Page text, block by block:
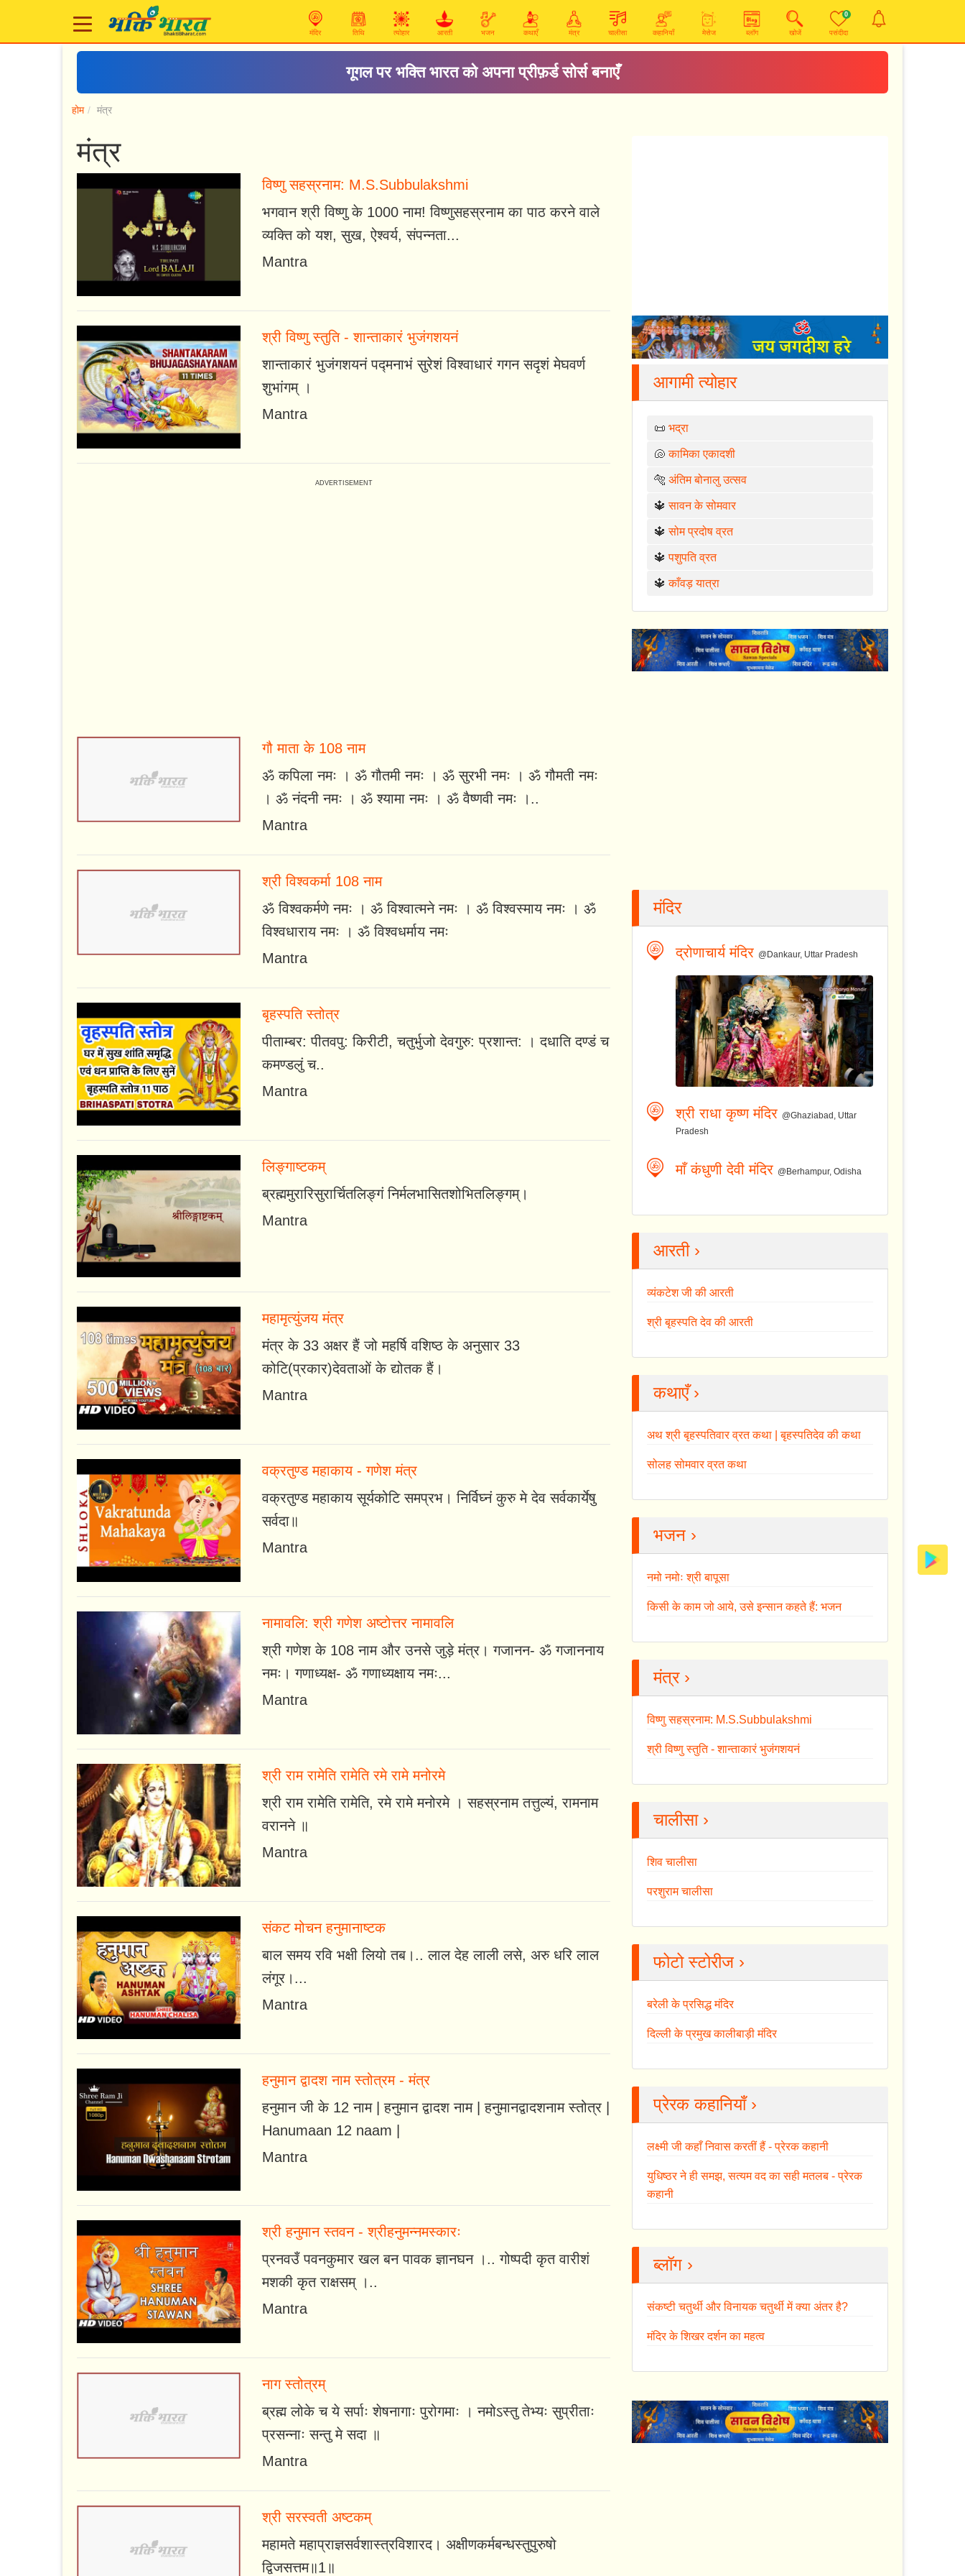
मंदिर तिथि त्योहार आरती भजन कथाएँ मंत्र चालीसा कहानियाँ मेसेज ब्लॉग खोजें
0
पसंदीदा
गूगल पर भक्ति भारत को अपना प्रीफ़र्ड सोर्स बनाएँ
होम मंत्र
मंत्र
विष्णु सहस्रनाम: M.S.Subbulakshmi
भगवान श्री विष्णु के 1000 नाम! विष्णुसहस्रनाम का पाठ करने वाले
व्यक्ति को यश, सुख, ऐश्वर्य, संपन्नता...
Mantra
श्री विष्णु स्तुति - शान्ताकारं भुजंगशयनं
शान्ताकारं भुजंगशयनं पद्मनाभं सुरेशं विश्वाधारं गगन सदृशं मेघवर्ण
शुभांगम् ।
Mantra
गौ माता के 108 नाम
ॐ कपिला नमः । ॐ गौतमी नमः । ॐ सुरभी नमः । ॐ गौमती नमः
। ॐ नंदनी नमः । ॐ श्यामा नमः । ॐ वैष्णवी नमः ।..
Mantra
श्री विश्वकर्मा 108 नाम
ॐ विश्वकर्मणे नमः । ॐ विश्वात्मने नमः । ॐ विश्वस्माय नमः । ॐ
विश्वधाराय नमः । ॐ विश्वधर्माय नमः
Mantra
बृहस्पति स्तोत्र
पीताम्बर: पीतवपु: किरीटी, चतुर्भुजो देवगुरु: प्रशान्त: । दधाति दण्डं च
कमण्डलुं च..
Mantra
लिङ्गाष्टकम्
ब्रह्ममुरारिसुरार्चितलिङ्गं निर्मलभासितशोभितलिङ्गम्।
Mantra
महामृत्युंजय मंत्र
मंत्र के 33 अक्षर हैं जो महर्षि वशिष्ठ के अनुसार 33
कोटि(प्रकार)देवताओं के द्योतक हैं।
Mantra
वक्रतुण्ड महाकाय - गणेश मंत्र
वक्रतुण्ड महाकाय सूर्यकोटि समप्रभ। निर्विघ्नं कुरु मे देव सर्वकार्येषु
सर्वदा॥
Mantra
नामावलि: श्री गणेश अष्टोत्तर नामावलि
श्री गणेश के 108 नाम और उनसे जुड़े मंत्र। गजानन- ॐ गजाननाय
नमः। गणाध्यक्ष- ॐ गणाध्यक्षाय नमः...
Mantra
श्री राम रामेति रामेति रमे रामे मनोरमे
श्री राम रामेति रामेति, रमे रामे मनोरमे । सहस्रनाम तत्तुल्यं, रामनाम
वरानने ॥
Mantra
संकट मोचन हनुमानाष्टक
बाल समय रवि भक्षी लियो तब।.. लाल देह लाली लसे, अरु धरि लाल
लंगूर।...
Mantra
हनुमान द्वादश नाम स्तोत्रम - मंत्र
हनुमान जी के 12 नाम | हनुमान द्वादश नाम | हनुमानद्वादशनाम स्तोत्र |
Hanumaan 12 naam |
Mantra
श्री हनुमान स्तवन - श्रीहनुमन्नमस्कारः
प्रनवउँ पवनकुमार खल बन पावक ज्ञानघन ।.. गोष्पदी कृत वारीशं
मशकी कृत राक्षसम् ।..
Mantra
नाग स्तोत्रम्
ब्रह्म लोके च ये सर्पाः शेषनागाः पुरोगमाः । नमोऽस्तु तेभ्यः सुप्रीताः
प्रसन्नाः सन्तु मे सदा ॥
Mantra
श्री सरस्वती अष्टकम्
महामते महाप्राज्ञसर्वशास्त्रविशारद। अक्षीणकर्मबन्धस्तुपुरुषो
द्विजसत्तम॥1॥
आगामी त्योहार
📜भद्रा
🐚कामिका एकादशी
🐅अंतिम बोनालु उत्सव
🔱सावन के सोमवार
🔱सोम प्रदोष व्रत
🔱पशुपति व्रत
🔱काँवड़ यात्रा
मंदिर
द्रोणाचार्य मंदिर @Dankaur, Uttar Pradesh
श्री राधा कृष्ण मंदिर @Ghaziabad, Uttar
Pradesh
माँ कंधुणी देवी मंदिर @Berhampur, Odisha
आरती ›
व्यंकटेश जी की आरती
श्री बृहस्पति देव की आरती
कथाएँ ›
अथ श्री बृहस्पतिवार व्रत कथा | बृहस्पतिदेव की कथा
सोलह सोमवार व्रत कथा
भजन ›
नमो नमोः श्री बापूसा
किसी के काम जो आये, उसे इन्सान कहते हैं: भजन
मंत्र ›
विष्णु सहस्रनाम: M.S.Subbulakshmi
श्री विष्णु स्तुति - शान्ताकारं भुजंगशयनं
चालीसा ›
शिव चालीसा
परशुराम चालीसा
फोटो स्टोरीज ›
बरेली के प्रसिद्ध मंदिर
दिल्ली के प्रमुख कालीबाड़ी मंदिर
प्रेरक कहानियाँ ›
लक्ष्मी जी कहाँ निवास करतीं हैं - प्रेरक कहानी
युधिष्ठर ने ही समझ, सत्यम वद का सही मतलब - प्रेरक
कहानी
ब्लॉग ›
संकष्टी चतुर्थी और विनायक चतुर्थी में क्या अंतर है?
मंदिर के शिखर दर्शन का महत्व